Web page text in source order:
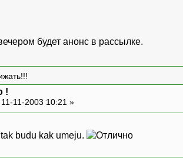
будет анонс в рассылке.
!
11-11-2003 10:21 »
budu kak umeju.